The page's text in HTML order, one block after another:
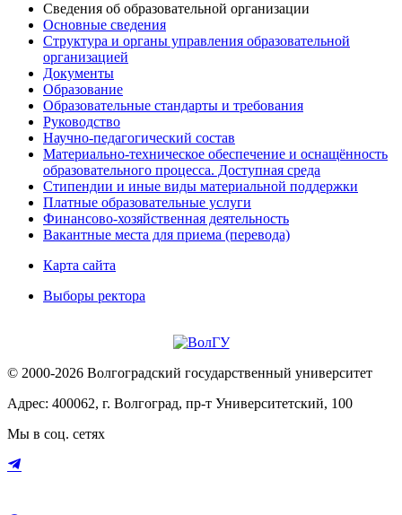
Сведения об образовательной организации
Основные сведения
Структура и органы управления образовательной
организацией
Документы
Образование
Образовательные стандарты и требования
Руководство
Научно-педагогический состав
Материально-техническое обеспечение и оснащённость
образовательного процесса. Доступная среда
Стипендии и иные виды материальной поддержки
Платные образовательные услуги
Финансово-хозяйственная деятельность
Вакантные места для приема (перевода)
Карта сайта
Выборы ректора
© 2000-2026 Волгоградский государственный университет
Адрес: 400062, г. Волгоград, пр-т Университетский, 100
Мы в соц. сетях